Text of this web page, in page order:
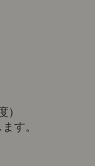
）
す。